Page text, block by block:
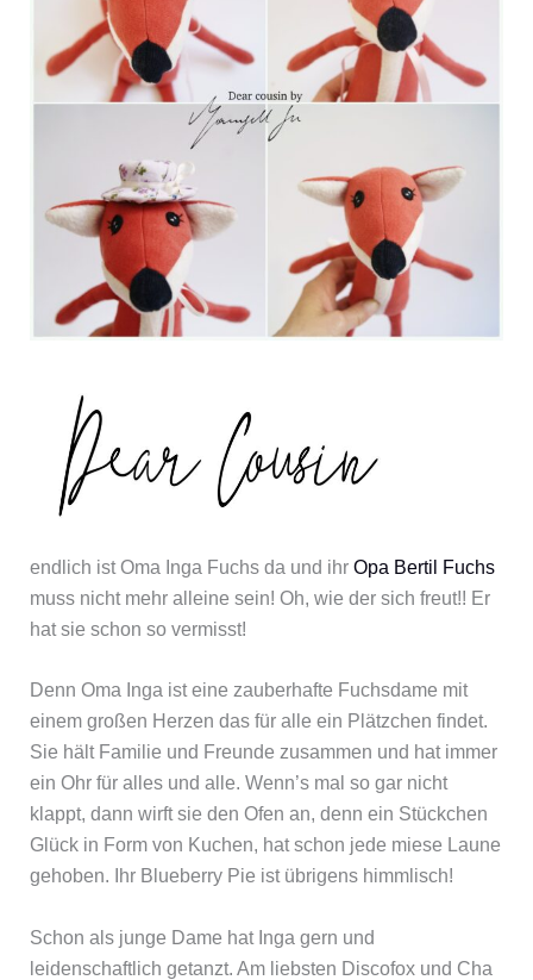
endlich ist Oma Inga Fuchs da und ihr Opa Bertil Fuchs
muss nicht mehr alleine sein! Oh, wie der sich freut!! Er
hat sie schon so vermisst!
Denn Oma Inga ist eine zauberhafte Fuchsdame mit
einem großen Herzen das für alle ein Plätzchen findet.
Sie hält Familie und Freunde zusammen und hat immer
ein Ohr für alles und alle. Wenn’s mal so gar nicht
klappt, dann wirft sie den Ofen an, denn ein Stückchen
Glück in Form von Kuchen, hat schon jede miese Laune
gehoben. Ihr Blueberry Pie ist übrigens himmlisch!
Schon als junge Dame hat Inga gern und
leidenschaftlich getanzt. Am liebsten Discofox und Cha